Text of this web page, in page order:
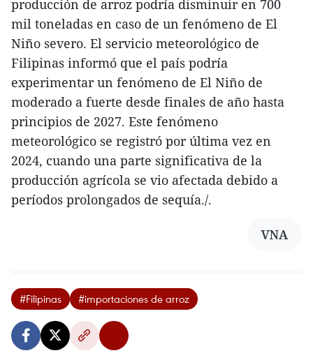
producción de arroz podría disminuir en 700
mil toneladas en caso de un fenómeno de El
Niño severo. El servicio meteorológico de
Filipinas informó que el país podría
experimentar un fenómeno de El Niño de
moderado a fuerte desde finales de año hasta
principios de 2027. Este fenómeno
meteorológico se registró por última vez en
2024, cuando una parte significativa de la
producción agrícola se vio afectada debido a
períodos prolongados de sequía./.
VNA
#Filipinas #importaciones de arroz